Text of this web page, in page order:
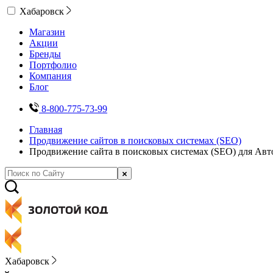
Хабаровск
Магазин
Акции
Бренды
Портфолио
Компания
Блог
8-800-775-73-99
Главная
Продвижение сайтов в поисковых системах (SEO)
Продвижение сайта в поисковых системах (SEO) для
Хабаровск